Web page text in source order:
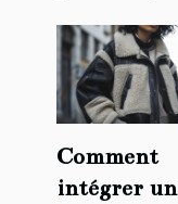
Comment
intégrer